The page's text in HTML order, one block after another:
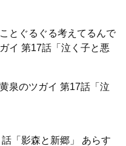
とぐるぐる考えてるんで
イ 第17話「泣く子と悪
泉のツガイ 第17話「泣
「影森と新郷」 あらす